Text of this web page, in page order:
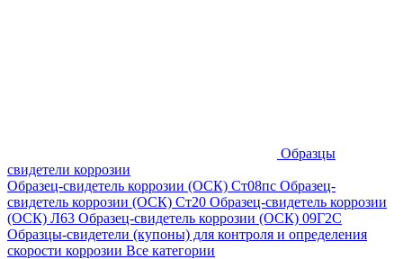
Образцы
свидетели коррозии
Образец-свидетель коррозии (ОСК) Ст08пс Образец-
свидетель коррозии (ОСК) Ст20 Образец-свидетель коррозии
(ОСК) Л63 Образец-свидетель коррозии (ОСК) 09Г2С
Образцы-свидетели (купоны) для контроля и определения
скорости коррозии Все категории